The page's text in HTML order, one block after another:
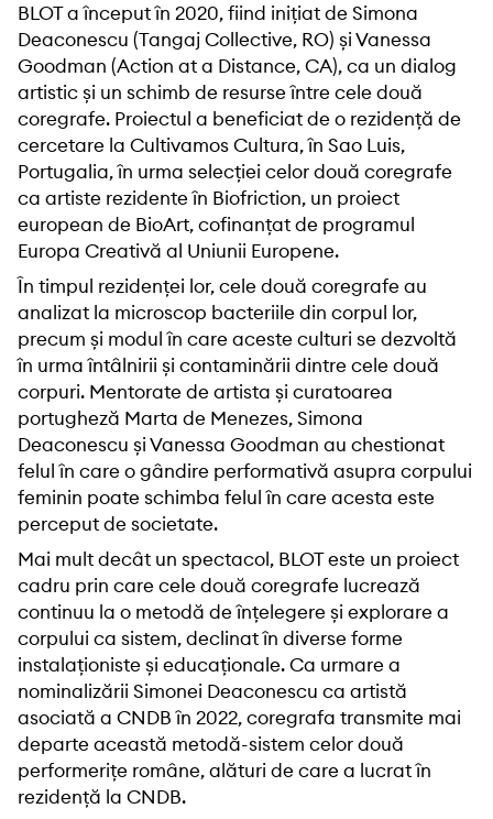
BLOT a început în 2020, fiind inițiat de Simona
Deaconescu (Tangaj Collective, RO) și Vanessa
Goodman (Action at a Distance, CA), ca un dialog
artistic și un schimb de resurse între cele două
coregrafe. Proiectul a beneficiat de o rezidență de
cercetare la Cultivamos Cultura, în Sao Luis,
Portugalia, în urma selecției celor două coregrafe
ca artiste rezidente în Biofriction, un proiect
european de BioArt, cofinanțat de programul
Europa Creativă al Uniunii Europene.
În timpul rezidenței lor, cele două coregrafe au
analizat la microscop bacteriile din corpul lor,
precum și modul în care aceste culturi se dezvoltă
în urma întâlnirii și contaminării dintre cele două
corpuri. Mentorate de artista și curatoarea
portugheză Marta de Menezes, Simona
Deaconescu și Vanessa Goodman au chestionat
felul în care o gândire performativă asupra corpului
feminin poate schimba felul în care acesta este
perceput de societate.
Mai mult decât un spectacol, BLOT este un proiect
cadru prin care cele două coregrafe lucrează
continuu la o metodă de înțelegere și explorare a
corpului ca sistem, declinat în diverse forme
instalaționiste și educaționale. Ca urmare a
nominalizării Simonei Deaconescu ca artistă
asociată a CNDB în 2022, coregrafa transmite mai
departe această metodă-sistem celor două
performerițe române, alături de care a lucrat în
rezidență la CNDB.